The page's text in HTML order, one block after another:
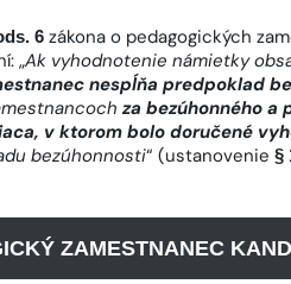
6 zákona o pedagogických
„Ak vyhodnotenie námietky
nespĺňa predpoklad
za bezúhonného
v ktorom bolo doručené
bezúhonnosti“ (ustanovenie §
ZAMESTNANEC